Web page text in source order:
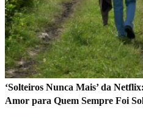
‘Solteiros Nunca Mais’ da
Amor para Quem Sempre Foi